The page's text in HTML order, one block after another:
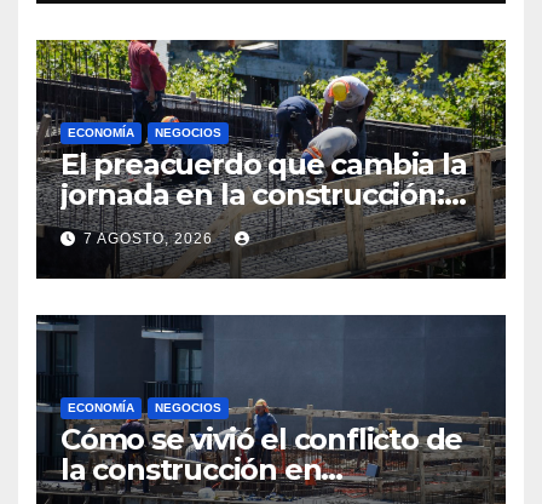
ECONOMÍA NEGOCIOS
El preacuerdo que cambia la
jornada en la construcción:
menos horas, subas reales y
convenio hasta 2031
7 AGOSTO, 2026
ECONOMÍA NEGOCIOS
Cómo se vivió el conflicto de
la construcción en